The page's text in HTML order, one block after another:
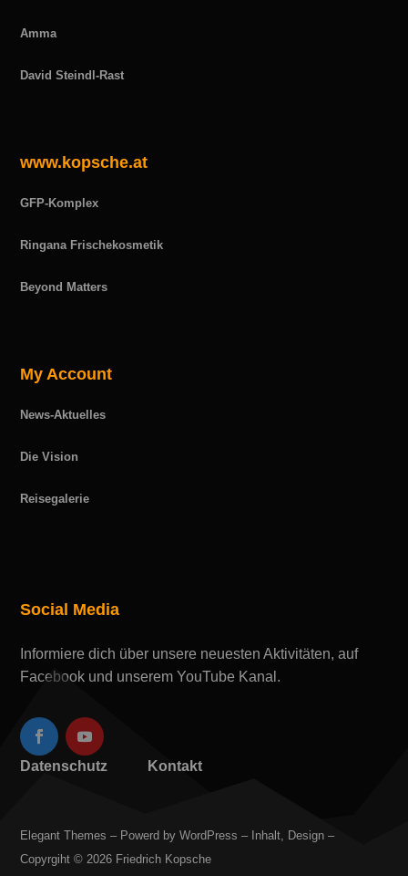
Amma
David Steindl-Rast
www.kopsche.at
GFP-Komplex
Ringana Frischekosmetik
Beyond Matters
My Account
News-Aktuelles
Die Vision
Reisegalerie
Social Media
Informiere dich über unsere neuesten Aktivitäten, auf
Facebook und unserem YouTube Kanal.
Datenschutz Kontakt
Elegant Themes – Powerd by WordPress – Inhalt, Design –
Copyrgiht © 2026 Friedrich Kopsche